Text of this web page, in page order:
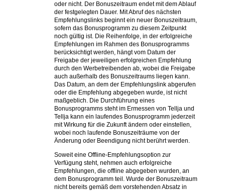
oder nicht. Der Bonuszeitraum endet mit dem Ablauf
der festgelegten Dauer. Mit Abruf des nächsten
Empfehlungslinks beginnt ein neuer Bonuszeitraum,
sofern das Bonusprogramm zu diesem Zeitpunkt
noch gültig ist. Die Reihenfolge, in der erfolgreiche
Empfehlungen im Rahmen des Bonusprogramms
berücksichtigt werden, hängt vom Datum der
Freigabe der jeweiligen erfolgreichen Empfehlung
durch den Werbetreibenden ab, wobei die Freigabe
auch außerhalb des Bonuszeitraums liegen kann.
Das Datum, an dem der Empfehlungslink abgerufen
oder die Empfehlung abgegeben wurde, ist nicht
maßgeblich. Die Durchführung eines
Bonusprogramms steht im Ermessen von Tellja und
Tellja kann ein laufendes Bonusprogramm jederzeit
mit Wirkung für die Zukunft ändern oder einstellen,
wobei noch laufende Bonuszeiträume von der
Änderung oder Beendigung nicht berührt werden.
Soweit eine Offline-Empfehlungsoption zur
Verfügung steht, nehmen auch erfolgreiche
Empfehlungen, die offline abgegeben wurden, an
dem Bonusprogramm teil. Wurde der Bonuszeitraum
nicht bereits gemäß dem vorstehenden Absatz in